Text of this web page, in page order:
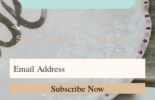
Sign up for our emails :)
Subscribe Now